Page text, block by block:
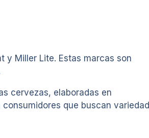
y Miller Lite. Estas marcas son
cervezas, elaboradas en
que buscan variedad